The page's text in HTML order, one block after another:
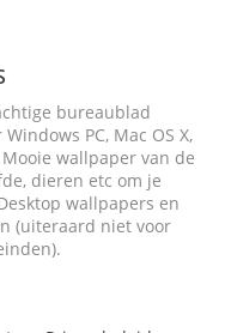
bureaublad
PC, Mac OS X,
wallpaper van de
dieren etc om je
wallpapers en
(uiteraard niet voor